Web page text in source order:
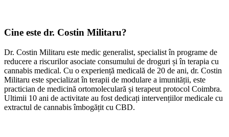
Cine este dr. Costin Militaru?
Dr. Costin Militaru este medic generalist, specialist în programe de
reducere a riscurilor asociate consumului de droguri și în terapia cu
cannabis medical. Cu o experiență medicală de 20 de ani, dr. Costin
Militaru este specializat în terapii de modulare a imunității, este
practician de medicină ortomoleculară și terapeut protocol Coimbra.
Ultimii 10 ani de activitate au fost dedicați intervențiilor medicale cu
extractul de cannabis îmbogățit cu CBD.